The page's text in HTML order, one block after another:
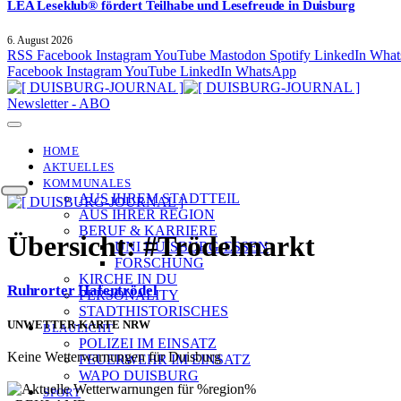
LEA Leseklub® fördert Teilhabe und Lesefreude in Duisburg
6. August 2026
RSS Facebook InstagramYouTube Mastodon Spotify LinkedIn
Facebook InstagramYouTube LinkedIn WhatsApp
Newsletter - ABO
HOME
AKTUELLES
KOMMUNALES
AUS IHREM STADTTEIL
AUS IHRER REGION
BERUF & KARRIERE
UNI DUISBURG-ESSEN
FORSCHUNG
KIRCHE IN DU
PERSONALITY
STADTHISTORISCHES
BLAULICHT
POLIZEI IM EINSATZ
FEUERWEHR IM EINSATZ
WAPO DUISBURG
SPORT
Übersicht:#Trödelmarkt
Ruhrorter Hafentrödel
UNWETTER-KARTE NRW
Keine Wetterwarnungen für Duisburg